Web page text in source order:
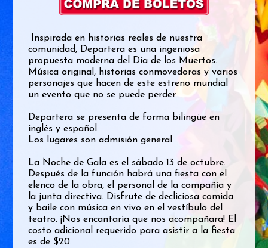
Inspirada en historias reales de nuestra
comunidad, Departera es una ingeniosa
propuesta moderna del Día de los Muertos.
Música original, historias conmovedoras y varios
personajes que hacen de este estreno mundial
un evento que no se puede perder.
Departera se presenta de forma bilingüe en
inglés y español.
Los lugares son admisión general.
La Noche de Gala es el sábado 13 de octubre.
Después de la función habrá una fiesta con el
elenco de la obra, el personal de la compañía y
la junta directiva. Disfrute de decliciosa comida
y baile con música en vivo en el vestíbulo del
teatro. ¡Nos encantaría que nos acompañara! El
costo adicional requerido para asistir a la fiesta
es de $20.